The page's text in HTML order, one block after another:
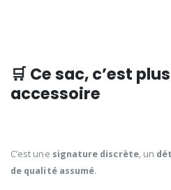
🛒 Ce sac, c’est
accessoire
C’est une signature discrète, un
de qualité assumé.